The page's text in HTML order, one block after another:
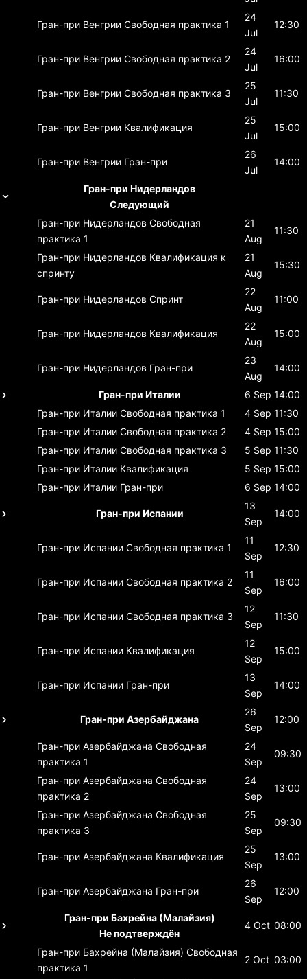
Гран-при Венгрии Свободная практика 1
24
Jul
12:30
Гран-при Венгрии Свободная практика 2
24
Jul
16:00
Гран-при Венгрии Свободная практика 3
25
Jul
11:30
Гран-при Венгрии Квалификация
25
Jul
15:00
Гран-при Венгрии Гран-при
26
Jul
14:00
Гран-при Нидерландов
Следующий
Гран-при Нидерландов Свободная
практика 1
21
Aug
11:30
Гран-при Нидерландов Квалификация к
спринту
21
Aug
15:30
Гран-при Нидерландов Спринт
22
Aug
11:00
Гран-при Нидерландов Квалификация
22
Aug
15:00
Гран-при Нидерландов Гран-при
23
Aug
14:00
Гран-при Италии 6 Sep 14:00
Гран-при Италии Свободная практика 1 4 Sep 11:30
Гран-при Италии Свободная практика 2 4 Sep 15:00
Гран-при Италии Свободная практика 3 5 Sep 11:30
Гран-при Италии Квалификация 5 Sep 15:00
Гран-при Италии Гран-при 6 Sep 14:00
Гран-при Испании
13
Sep
14:00
Гран-при Испании Свободная практика 1
11
Sep
12:30
Гран-при Испании Свободная практика 2
11
Sep
16:00
Гран-при Испании Свободная практика 3
12
Sep
11:30
Гран-при Испании Квалификация
12
Sep
15:00
Гран-при Испании Гран-при
13
Sep
14:00
Гран-при Азербайджана
26
Sep
12:00
Гран-при Азербайджана Свободная
практика 1
24
Sep
09:30
Гран-при Азербайджана Свободная
практика 2
24
Sep
13:00
Гран-при Азербайджана Свободная
практика 3
25
Sep
09:30
Гран-при Азербайджана Квалификация
25
Sep
13:00
Гран-при Азербайджана Гран-при
26
Sep
12:00
Гран-при Бахрейна (Малайзия)
Не подтверждён
4 Oct 08:00
Гран-при Бахрейна (Малайзия) Свободная
практика 1
2 Oct 03:00